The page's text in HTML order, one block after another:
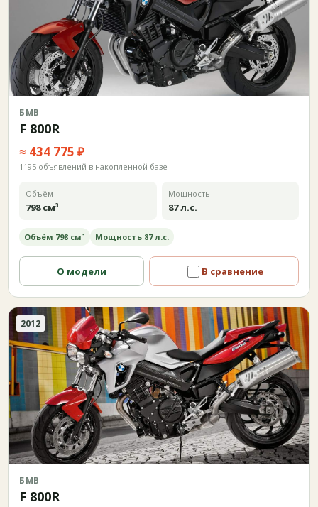
БМВ
F 800R
≈ 434 775 ₽
1195 объявлений в накопленной базе
Объём
798 см³
Мощность
87 л.с.
Объём 798 см³ Мощность 87 л.с.
О модели В сравнение
2012
БМВ
F 800R